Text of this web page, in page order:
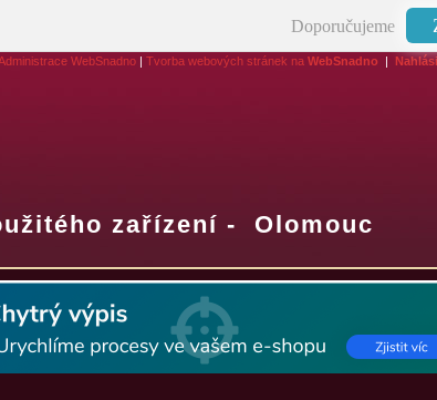
Doporučujeme
WebSnadno | Tvorba webových stránek na WebSnadno |
zařízení - Olomouc